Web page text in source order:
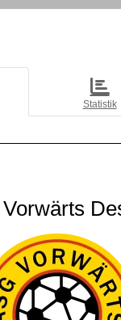
Statistik